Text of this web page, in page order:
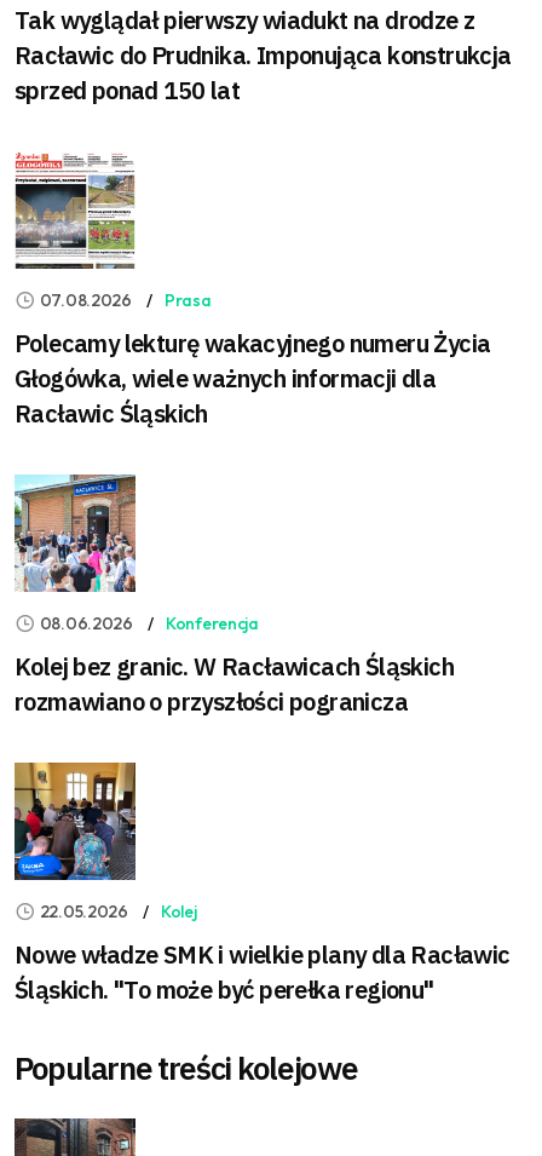
Tak wyglądał pierwszy wiadukt na drodze z
Racławic do Prudnika. Imponująca konstrukcja
sprzed ponad 150 lat
07.08.2026 Prasa
Polecamy lekturę wakacyjnego numeru Życia
Głogówka, wiele ważnych informacji dla
Racławic Śląskich
08.06.2026 Konferencja
Kolej bez granic. W Racławicach Śląskich
rozmawiano o przyszłości pogranicza
22.05.2026 Kolej
Nowe władze SMK i wielkie plany dla Racławic
Śląskich. "To może być perełka regionu"
Popularne treści kolejowe